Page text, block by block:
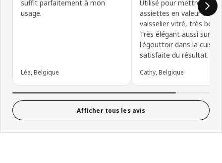
suffit parfaitement à mon
usage.
Léa, Belgique
Utilisé pour mettre des
assiettes en valeur dans
vaisselier vitré, très bel
Très élégant aussi sur
l'égouttoir dans la
satisfaite du résultat.
Cathy, Belgique
Afficher tous les avis